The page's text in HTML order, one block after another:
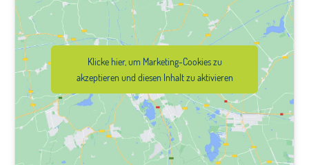
Klicke hier, um Marketing-Cookies zu
akzeptieren und diesen Inhalt zu aktivieren